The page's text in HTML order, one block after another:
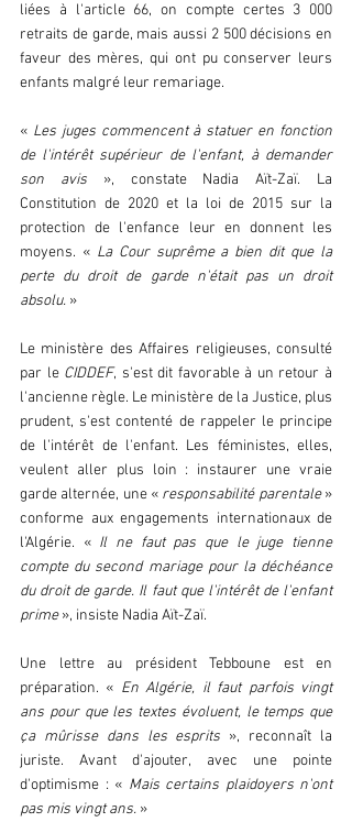
liées à l'article 66, on compte certes 3 000
retraits de garde, mais aussi 2 500 décisions en
faveur des mères, qui ont pu conserver leurs
enfants malgré leur remariage.
« Les juges commencent à statuer en fonction
de l'intérêt supérieur de l'enfant, à demander
son avis », constate Nadia Aït-Zaï. La
Constitution de 2020 et la loi de 2015 sur la
protection de l'enfance leur en donnent les
moyens. « La Cour suprême a bien dit que la
perte du droit de garde n'était pas un droit
absolu. »
Le ministère des Affaires religieuses, consulté
par le CIDDEF, s'est dit favorable à un retour à
l'ancienne règle. Le ministère de la Justice, plus
prudent, s'est contenté de rappeler le principe
de l'intérêt de l'enfant. Les féministes, elles,
veulent aller plus loin : instaurer une vraie
garde alternée, une « responsabilité parentale »
conforme aux engagements internationaux de
l'Algérie. « Il ne faut pas que le juge tienne
compte du second mariage pour la déchéance
du droit de garde. Il faut que l'intérêt de l'enfant
prime », insiste Nadia Aït-Zaï.
Une lettre au président Tebboune est en
préparation. « En Algérie, il faut parfois vingt
ans pour que les textes évoluent, le temps que
ça mûrisse dans les esprits », reconnaît la
juriste. Avant d'ajouter, avec une pointe
d'optimisme : « Mais certains plaidoyers n'ont
pas mis vingt ans. »